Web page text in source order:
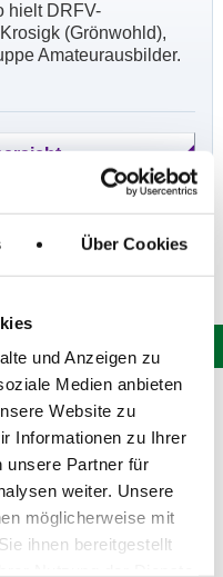
Über Cookies
und Anzeigen zu
Medien anbieten
Website zu
Informationen zu Ihrer
unsere Partner für
weiter. Unsere
möglicherweise mit
ihnen bereitgestellt
hielt DRFV-
(Grönwohld),
Amateurausbilder.
12 345
Euro / Min.)*
20:00 Uhr
Uhr
eineE-Mail.